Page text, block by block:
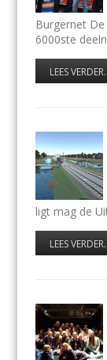
Burgernet De
6000ste
LEES
ligt mag de
LEES